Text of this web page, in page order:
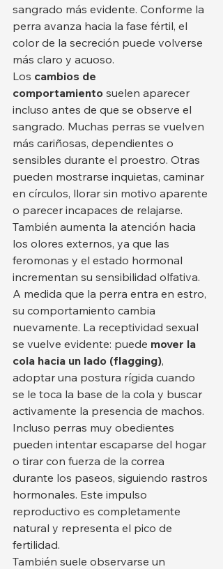
sangrado más evidente. Conforme la
perra avanza hacia la fase fértil, el
color de la secreción puede volverse
más claro y acuoso.
Los cambios de
comportamiento suelen aparecer
incluso antes de que se observe el
sangrado. Muchas perras se vuelven
más cariñosas, dependientes o
sensibles durante el proestro. Otras
pueden mostrarse inquietas, caminar
en círculos, llorar sin motivo aparente
o parecer incapaces de relajarse.
También aumenta la atención hacia
los olores externos, ya que las
feromonas y el estado hormonal
incrementan su sensibilidad olfativa.
A medida que la perra entra en estro,
su comportamiento cambia
nuevamente. La receptividad sexual
se vuelve evidente: puede mover la
cola hacia un lado (flagging),
adoptar una postura rígida cuando
se le toca la base de la cola y buscar
activamente la presencia de machos.
Incluso perras muy obedientes
pueden intentar escaparse del hogar
o tirar con fuerza de la correa
durante los paseos, siguiendo rastros
hormonales. Este impulso
reproductivo es completamente
natural y representa el pico de
fertilidad.
También suele observarse un